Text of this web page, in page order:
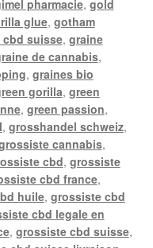
pharmacie, gold
glue, gotham
cbd suisse, graine
de cannabis,
, graines bio
gorilla, green
, green passion,
, grosshandel schweiz,
cannabis,
cbd, grossiste
cbd france,
huile, grossiste cbd
cbd legale en
, grossiste cbd suisse,